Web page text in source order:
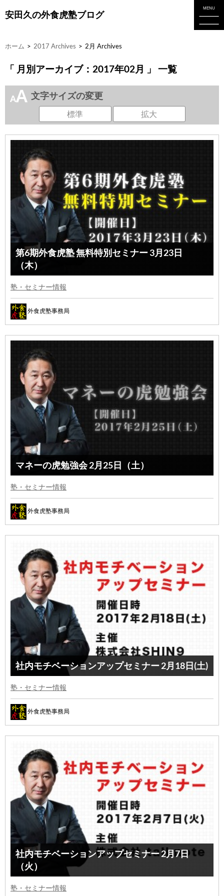
安田久の外食虎塾ブログ
ホーム > 2017 Archives > 2月 Archives
「 月別アーカイブ：2017年02月 」 一覧
文字サイズの変更
標準 拡大
第6期外食虎塾 無料特別セミナー 3月23日
（木）
塾・セミナー情報
外食虎塾事務局
マネーの虎勉強会 2月25日（土）
塾・セミナー情報
外食虎塾事務局
社内モチベーションアップセミナー 2月18日(土)
塾・セミナー情報
外食虎塾事務局
社内モチベーションアップセミナー 2月7日
（火）
塾・セミナー情報